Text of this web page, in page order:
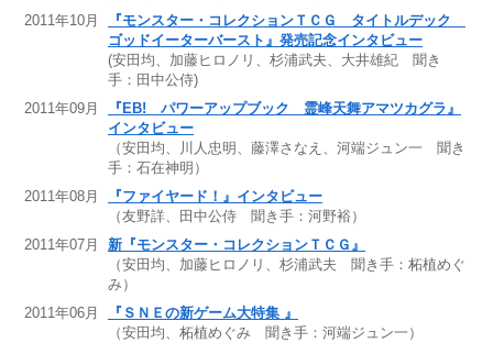
2011年10月
『モンスター・コレクションＴＣＧ タイトルデック
ゴッドイーターバースト』発売記念インタビュー
(安田均、加藤ヒロノリ、杉浦武夫、大井雄紀 聞き
手：田中公侍)
2011年09月
『EB! パワーアップブック 霊峰天舞アマツカグラ』
インタビュー
（安田均、川人忠明、藤澤さなえ、河端ジュン一 聞き
手：石在神明）
2011年08月
『ファイヤード！』インタビュー
（友野詳、田中公侍 聞き手：河野裕）
2011年07月
新『モンスター・コレクションＴＣＧ』
（安田均、加藤ヒロノリ、杉浦武夫 聞き手：柘植めぐ
み）
2011年06月
『ＳＮＥの新ゲーム大特集 』
（安田均、柘植めぐみ 聞き手：河端ジュン一）